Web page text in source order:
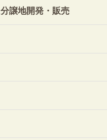
分譲地開発・販売